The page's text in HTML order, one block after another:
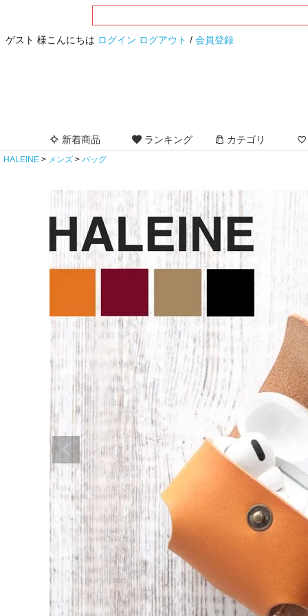
ゲスト 様こんにちは ログイン ログアウト / 会員登録
新着商品 ランキング カテゴリ
HALEINE メンズ バッグ